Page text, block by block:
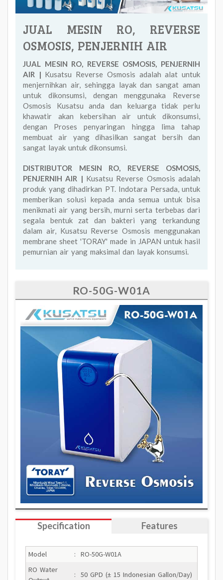
JUAL MESIN RO, REVERSE
OSMOSIS, PENJERNIH AIR
JUAL MESIN RO, REVERSE OSMOSIS, PENJERNIH
AIR | Kusatsu Reverse Osmosis adalah alat untuk
menjernihkan air, sehingga layak dan sangat aman
untuk dikonsumsi, dengan menggunaka Reverse
Osmosis Kusatsu anda dan keluarga tidak perlu
khawatir akan kebersihan air untuk dikonsumsi,
dengan Proses penyaringan hingga lima tahap
membuat air yang dihasilkan sangat bersih dan
sangat layak untuk dikonsumsi.
DISTRIBUTOR MESIN RO, REVERSE OSMOSIS,
PENJERNIH AIR | Kusatsu Reverse Osmosis adalah
produk yang dihadirkan PT. Indotara Persada, untuk
memberikan solusi kepada anda semua untuk bisa
menikmati air yang bersih, murni serta terbebas dari
segala bentuk zat dan bakteri yang terkandung
dalam air, Kusatsu Reverse Osmosis menggunakan
membrane sheet 'TORAY' made in JAPAN untuk hasil
pemurnian air yang maksimal dan layak konsumsi.
RO-50G-W01A
Specification Features
Model :
RO-50G-W01A
RO Water
: 50 GPD (± 15 Indonesian Gallon/Day)